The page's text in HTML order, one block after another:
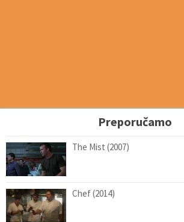
Preporučamo
The Mist (2007)
Chef (2014)